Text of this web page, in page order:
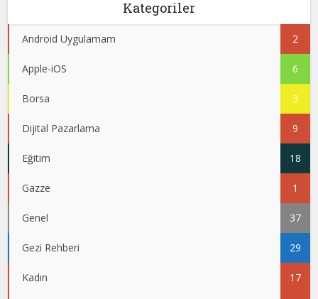
Kategoriler
Android Uygulamam 2
Apple-iOS 6
Borsa 3
Dijital Pazarlama 9
Eğitim 18
Gazze 1
Genel 37
Gezi Rehberi 29
Kadın 17